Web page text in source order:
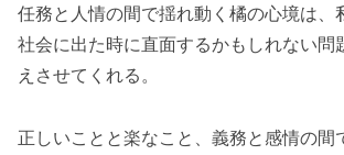
任務と人情の間で揺れ動く橘の心境は、
社会に出た時に直面するかもしれない問
えさせてくれる。
正しいことと楽なこと、義務と感情の間